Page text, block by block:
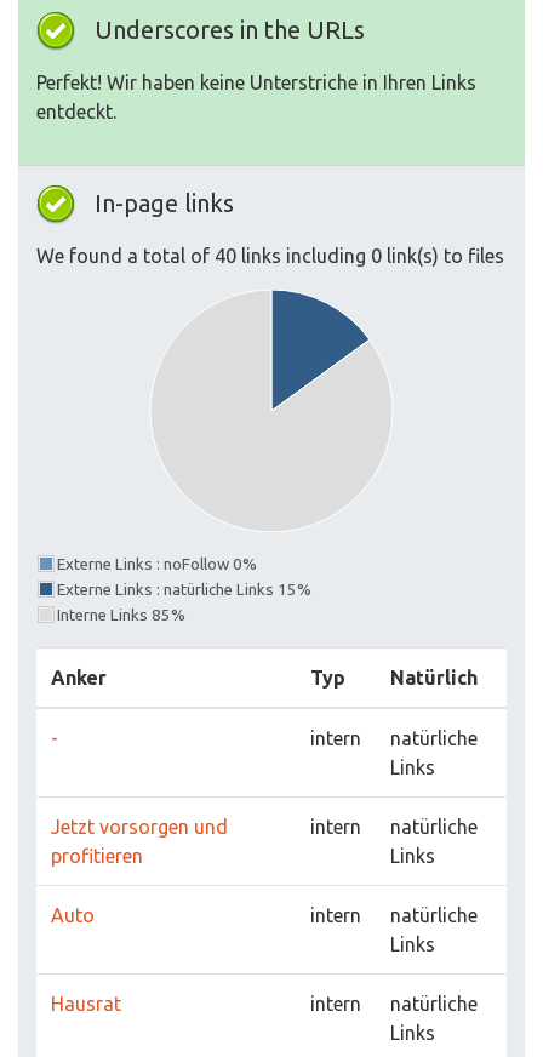
Underscores in the URLs
Perfekt! Wir haben keine Unterstriche in Ihren Links
entdeckt.
In-page links
We found a total of 40 links including 0 link(s) to files
Externe Links : noFollow 0%
Externe Links : natürliche Links 15%
Interne Links 85%
Anker Typ Natürlich
- intern
natürliche
Links
Jetzt vorsorgen und
profitieren
intern
natürliche
Links
Auto intern
natürliche
Links
Hausrat intern
natürliche
Links